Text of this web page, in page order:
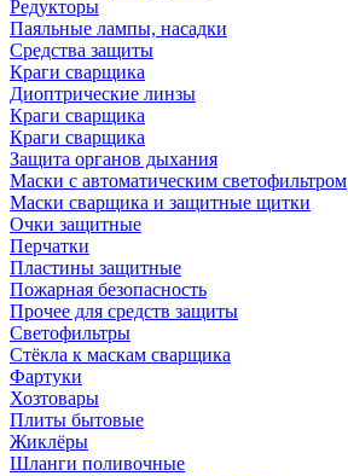
Редукторы
Паяльные лампы, насадки
Средства защиты
Краги сварщика
Диоптрические линзы
Краги сварщика
Краги сварщика
Защита органов дыхания
Маски с автоматическим светофильтром
Маски сварщика и защитные щитки
Очки защитные
Перчатки
Пластины защитные
Пожарная безопасность
Прочее для средств защиты
Светофильтры
Стёкла к маскам сварщика
Фартуки
Хозтовары
Плиты бытовые
Жиклёры
Шланги поливочные